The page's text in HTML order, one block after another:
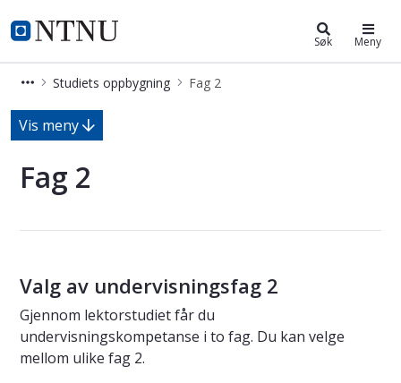
NTNU Hjemmeside
Lektorutdanning i samfunnsfag
Søk Meny
Studiets oppbygning Fag 2
Fag 2 – lektorutdanning i
Vis meny
Fag 2
Valg av undervisningsfag 2
Gjennom lektorstudiet får du
undervisningskompetanse i to fag. Du kan velge
mellom ulike fag 2.